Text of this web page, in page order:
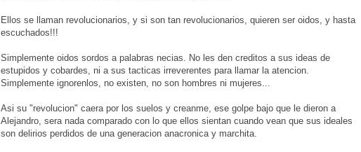
Ellos se llaman revolucionarios, y si son tan revolucionarios, quieren ser oidos, y hasta
escuchados!!!
Simplemente oidos sordos a palabras necias. No les den creditos a sus ideas de
estupidos y cobardes, ni a sus tacticas irreverentes para llamar la atencion.
Simplemente ignorenlos, no existen, no son hombres ni mujeres...
Asi su "revolucion" caera por los suelos y creanme, ese golpe bajo que le dieron a
Alejandro, sera nada comparado con lo que ellos sientan cuando vean que sus ideales
son delirios perdidos de una generacion anacronica y marchita.